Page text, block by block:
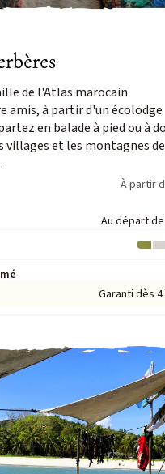
de l'Atlas marocain
amis, à partir d'un écolodge
en balade à pied ou à
villages et les montagnes
À partir
Au départ
Garanti dès